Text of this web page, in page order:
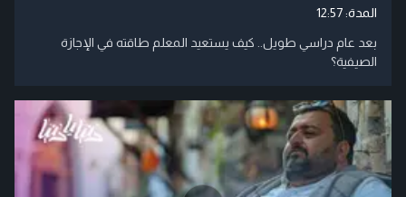
المدة:12:57
بعد عام دراسي طويل.. كيف يستعيد المعلم طاقته في الإجازة
الصيفية؟